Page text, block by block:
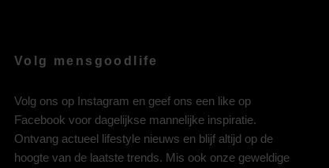
Volg mensgoodlife
Volg ons op Instagram en geef ons een like op
Facebook voor dagelijkse mannelijke inspiratie.
Ontvang actueel lifestyle nieuws en blijf altijd op de
hoogte van de laatste trends. Mis ook onze geweldige